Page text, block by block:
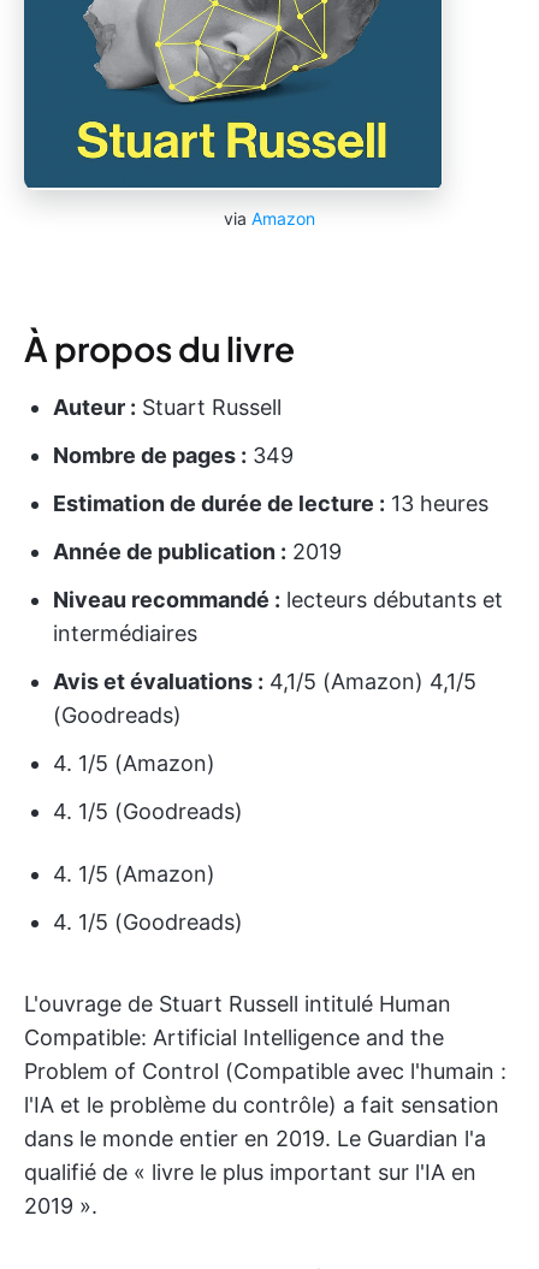
via Amazon
À propos du livre
Auteur : Stuart Russell
Nombre de pages : 349
Estimation de durée de lecture : 13 heures
Année de publication : 2019
Niveau recommandé : lecteurs débutants et
intermédiaires
Avis et évaluations : 4,1/5 (Amazon) 4,1/5
(Goodreads)
4. 1/5 (Amazon)
4. 1/5 (Goodreads)
4. 1/5 (Amazon)
4. 1/5 (Goodreads)
L'ouvrage de Stuart Russell intitulé Human
Compatible: Artificial Intelligence and the
Problem of Control (Compatible avec l'humain :
l'IA et le problème du contrôle) a fait sensation
dans le monde entier en 2019. Le Guardian l'a
qualifié de « livre le plus important sur l'IA en
2019 ».